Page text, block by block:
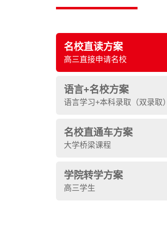
证明或毕业证。
名校直读方案
高三直接申请名校
语言+名校方案
语言学习+本科录取（双录取）
名校直通车方案
大学桥梁课程
学院转学方案
高三学生